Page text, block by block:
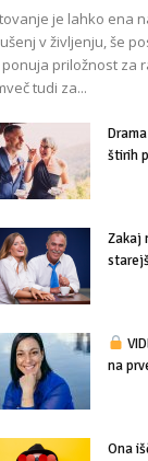
je lahko ena
v življenju, še
ponuja priložnost za
tudi za...
štirih
Zakaj
na
Ona